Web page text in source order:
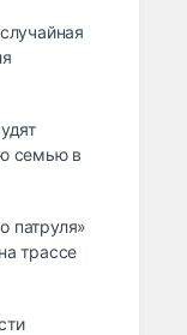
семью в
патруля»
трассе